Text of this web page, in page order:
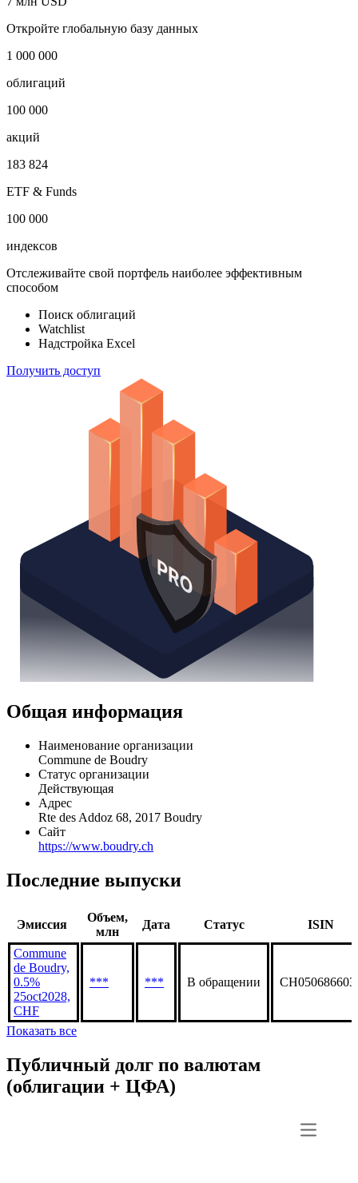
-
7 млн USD
Откройте глобальную базу данных
1 000 000
облигаций
100 000
акций
183 824
ETF & Funds
100 000
Отслеживайте свой портфель наиболее эффективным
способом
Поиск облигаций
Надстройка Excel
Получить доступ
Общая информация
Наименование организации
Commune de Boudry
Статус организации
Действующая
Адрес
Сайт
Последние выпуски
Эмиссия
млн
Дата Статус ISIN
Commune
de Boudry,
0.5%
CHF
Показать все